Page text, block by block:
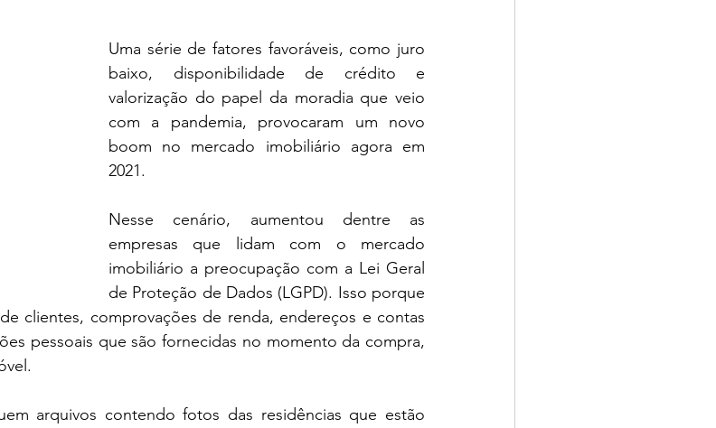
Uma série de fatores favoráveis, como juro
baixo, disponibilidade de crédito e
valorização do papel da moradia que veio
com a pandemia, provocaram um novo
boom no mercado imobiliário agora em
2021.
Nesse cenário, aumentou dentre as
empresas que lidam com o mercado
imobiliário a preocupação com a Lei Geral
de Proteção de Dados (LGPD). Isso porque
clientes, comprovações de renda, endereços e contas
pessoais que são fornecidas no momento da compra,
arquivos contendo fotos das residências que estão